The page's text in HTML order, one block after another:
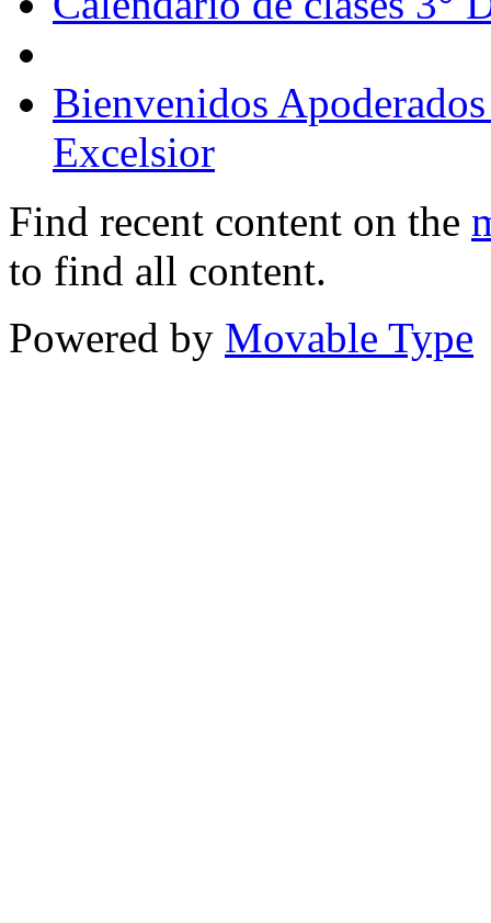
Bienvenidos
Excelsior
Find recent content on the
to find all content.
Powered by Movable Type